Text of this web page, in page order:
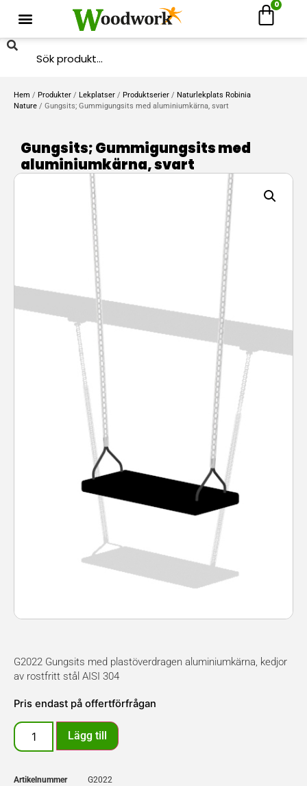
0
Hem / Produkter / Lekplatser / Produktserier / Naturlekplats Robinia
Nature / Gungsits; Gummigungsits med aluminiumkärna, svart
Gungsits; Gummigungsits med
aluminiumkärna, svart
G2022 Gungsits med plastöverdragen aluminiumkärna, kedjor
av rostfritt stål AISI 304
Pris endast på offertförfrågan
Lägg till
Artikelnummer
G2022